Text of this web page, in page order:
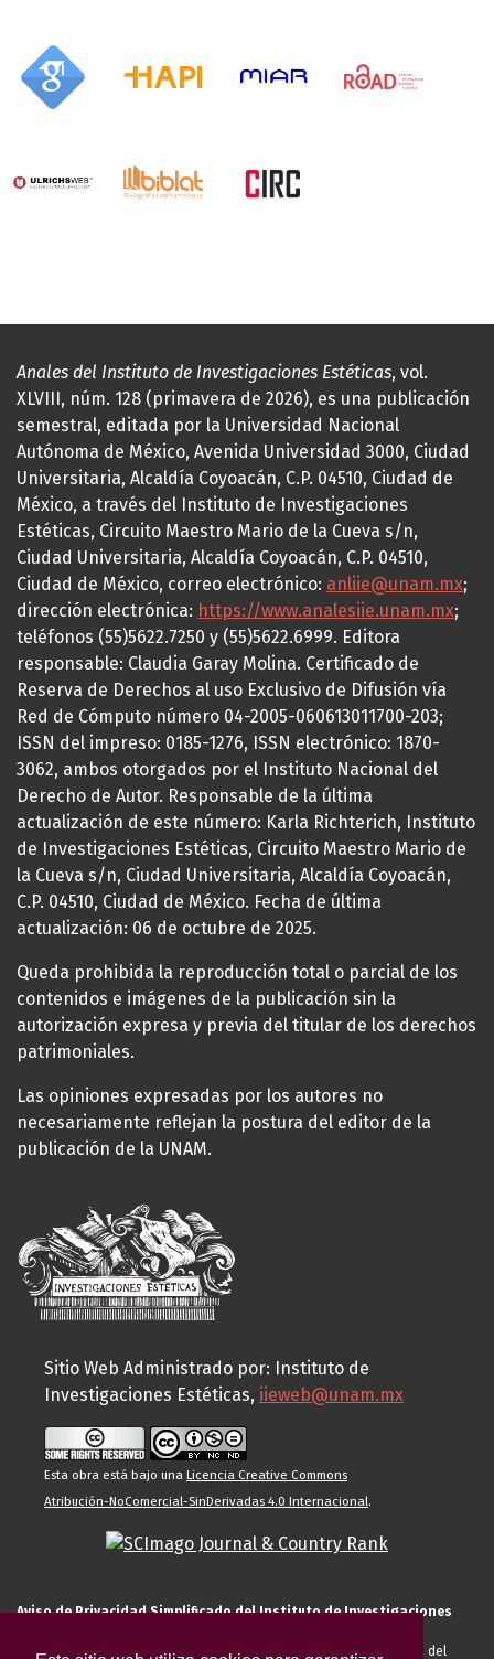
Anales del Instituto de Investigaciones Estéticas, vol.
XLVIII, núm. 128 (primavera de 2026), es una publicación
semestral, editada por la Universidad Nacional
Autónoma de México, Avenida Universidad 3000, Ciudad
Universitaria, Alcaldía Coyoacán, C.P. 04510, Ciudad de
México, a través del Instituto de Investigaciones
Estéticas, Circuito Maestro Mario de la Cueva s/n,
Ciudad Universitaria, Alcaldía Coyoacán, C.P. 04510,
Ciudad de México, correo electrónico: anliie@unam.mx;
dirección electrónica: https://www.analesiie.unam.mx;
teléfonos (55)5622.7250 y (55)5622.6999. Editora
responsable: Claudia Garay Molina. Certificado de
Reserva de Derechos al uso Exclusivo de Difusión vía
Red de Cómputo número 04-2005-060613011700-203;
ISSN del impreso: 0185-1276, ISSN electrónico: 1870-
3062, ambos otorgados por el Instituto Nacional del
Derecho de Autor. Responsable de la última
actualización de este número: Karla Richterich, Instituto
de Investigaciones Estéticas, Circuito Maestro Mario de
la Cueva s/n, Ciudad Universitaria, Alcaldía Coyoacán,
C.P. 04510, Ciudad de México. Fecha de última
actualización: 06 de octubre de 2025.
Queda prohibida la reproducción total o parcial de los
contenidos e imágenes de la publicación sin la
autorización expresa y previa del titular de los derechos
patrimoniales.
Las opiniones expresadas por los autores no
necesariamente reflejan la postura del editor de la
publicación de la UNAM.
Sitio Web Administrado por: Instituto de
Investigaciones Estéticas, iieweb@unam.mx
Esta obra está bajo una Licencia Creative Commons
Atribución-NoComercial-SinDerivadas 4.0 Internacional.
Aviso de Privacidad Simplificado del Instituto de Investigaciones
El Instituto de Investigaciones Estéticas de la UNAM, es responsable del